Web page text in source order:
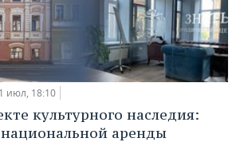
июл, 18:10
культурного наследия:
аренды